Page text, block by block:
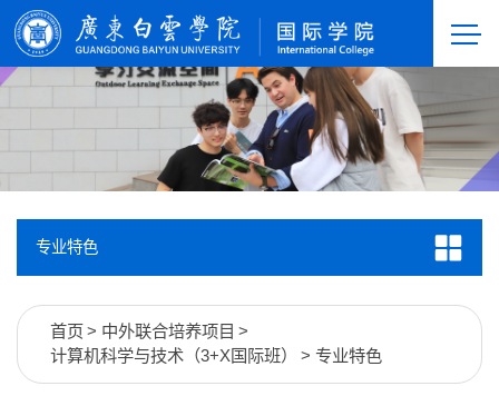
专业特色
首页> 中外联合培养项目 >
计算机科学与技术（3+X国际班）
> 专业特色